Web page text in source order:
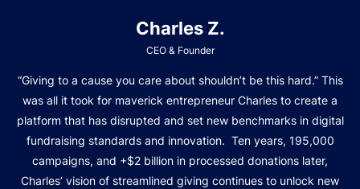
Charles Z.
CEO & Founder
“Giving to a cause you care about shouldn’t be this hard.” This
was all it took for maverick entrepreneur Charles to create a
platform that has disrupted and set new benchmarks in digital
fundraising standards and innovation. Ten years, 195,000
campaigns, and +$2 billion in processed donations later,
Charles’ vision of streamlined giving continues to unlock new